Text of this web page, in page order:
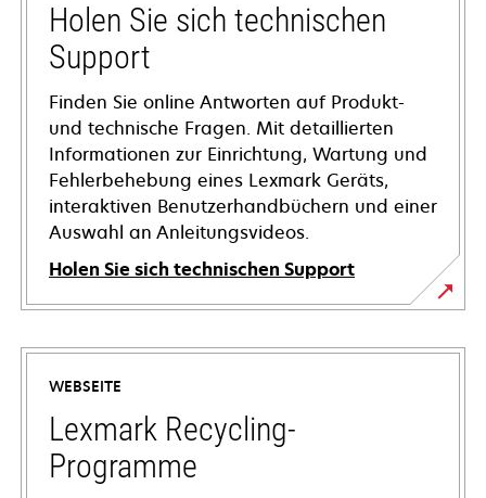
Holen Sie sich technischen
Support
Finden Sie online Antworten auf Produkt-
und technische Fragen. Mit detaillierten
Informationen zur Einrichtung, Wartung und
Fehlerbehebung eines Lexmark Geräts,
interaktiven Benutzerhandbüchern und einer
Auswahl an Anleitungsvideos.
Holen Sie sich technischen Support
wird
in
neuen
Registerkarte
geöffnet
WEBSEITE
Lexmark Recycling-
Programme